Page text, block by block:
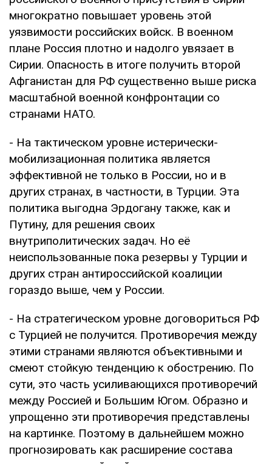
многократно повышает уровень этой
уязвимости российских войск. В военном
плане Россия плотно и надолго увязает в
Сирии. Опасность в итоге получить второй
Афганистан для РФ существенно выше риска
масштабной военной конфронтации со
странами НАТО.
- На тактическом уровне истерически-
мобилизационная политика является
эффективной не только в России, но и в
других странах, в частности, в Турции. Эта
политика выгодна Эрдогану также, как и
Путину, для решения своих
внутриполитических задач. Но её
неиспользованные пока резервы у Турции и
других стран антироссийской коалиции
гораздо выше, чем у России.
- На стратегическом уровне договориться РФ
с Турцией не получится. Противоречия между
этими странами являются объективными и
смеют стойкую тенденцию к обострению. По
сути, это часть усиливающихся противоречий
между Россией и Большим Югом. Образно и
упрощенно эти противоречия представлены
на картинке. Поэтому в дальнейшем можно
прогнозировать как расширение состава